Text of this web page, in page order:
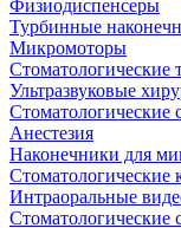
Физиодиспенсеры
Турбинные
Микромоторы
Стоматологические
Ультразвуковые
Стоматологические
Анестезия
Наконечники для
Стоматологические
Интраоральные
Стоматологические